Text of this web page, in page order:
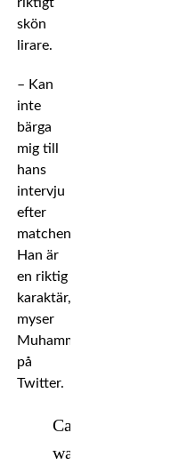
skön
lirare.
– Kan
inte
bärga
mig till
hans
intervju
efter
matchen.
Han är
en riktig
karaktär,
myser
Muhammad
på
Twitter.
Cant
wait